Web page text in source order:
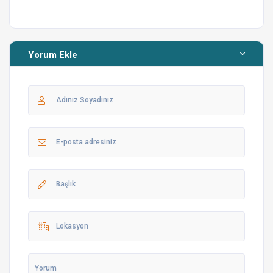
Fethiye’de yapılabilecek faaliyetler, aktiviteler, gezilip
görülecek yerler ile ilgili olarak temsilcimizden veyahut
Travel Agency olarak veren Solo Villanın sağladığı
acentesi olan Solo Plus Travel Agency Solo Grup
Kendi kendimin rehberiyim diyen macera sevenlerden
iseniz, sizler için hazırlamış olduğumuz ve aşağıda
Yorum Ekle